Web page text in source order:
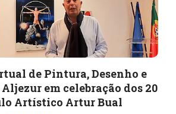
de Pintura, Desenho e
em celebração dos 20
Artístico Artur Bual